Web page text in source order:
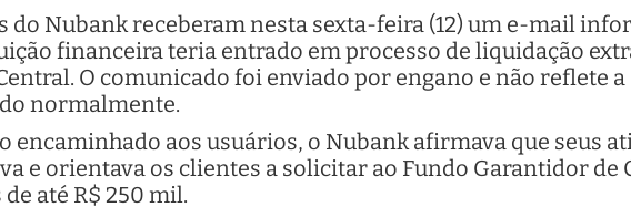
do Nubank receberam nesta sexta-feira (12) um e-mail
financeira teria entrado em processo de liquidação
O comunicado foi enviado por engano e não reflete
normalmente.
encaminhado aos usuários, o Nubank afirmava que seus
e orientava os clientes a solicitar ao Fundo Garantidor de
até R$ 250 mil.